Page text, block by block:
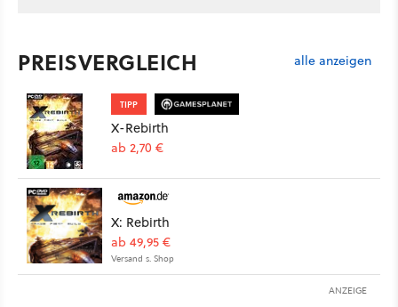
PREISVERGLEICH alle anzeigen
TIPP
X-Rebirth
ab 2,70 €
X: Rebirth
ab 49,95 €
Versand s. Shop
ANZEIGE